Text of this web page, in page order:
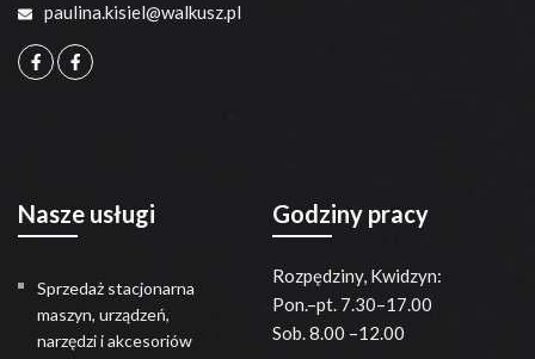
paulina.kisiel@walkusz.pl
Nasze usługi
Sprzedaż stacjonarna
maszyn, urządzeń,
narzędzi i akcesoriów
Godziny pracy
Rozpędziny, Kwidzyn:
Pon.–pt. 7.30–17.00
Sob. 8.00 –12.00